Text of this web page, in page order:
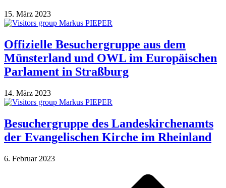
15. März 2023
Offizielle Besuchergruppe aus dem
Münsterland und OWL im Europäischen
Parlament in Straßburg
14. März 2023
Besuchergruppe des Landeskirchenamts
der Evangelischen Kirche im Rheinland
6. Februar 2023